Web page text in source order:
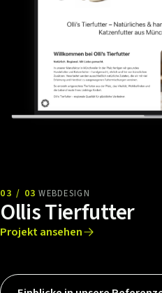
03 / 03 WEBDESIGN
Ollis Tierfutter
Projekt ansehen